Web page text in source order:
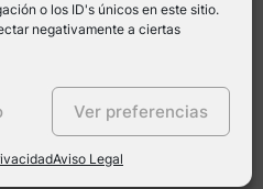
o los ID's únicos en este sitio.
negativamente a ciertas
Ver preferencias
Aviso Legal
Aviso Legal